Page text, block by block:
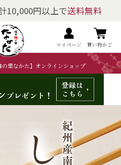
10,000円以上で送料無料
マイページ 買い物かご
里なかた】オンラインショップ